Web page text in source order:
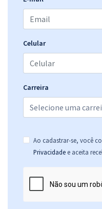
TRF 1ª Região - Tribunal
Judiciário - Área
ou
TRF 1ª Região - Tribunal
Judiciário - Área
Celular
Carreira
Ao cadastrar-se, você
Privacidade e aceita